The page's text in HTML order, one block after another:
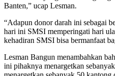
Banten,” ucap Lesman.
“Adapun donor darah ini sebagai
hari ini SMSI memperingati hari
kehadiran SMSI bisa bermanfaat
Lesman Bangun menambahkan
ini pihaknya menargetkan